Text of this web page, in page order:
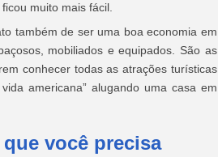
muito mais fácil.
também de ser uma boa economia em
mobiliados e equipados. São as
conhecer todas as atrações turísticas
americana” alugando uma casa em
você precisa